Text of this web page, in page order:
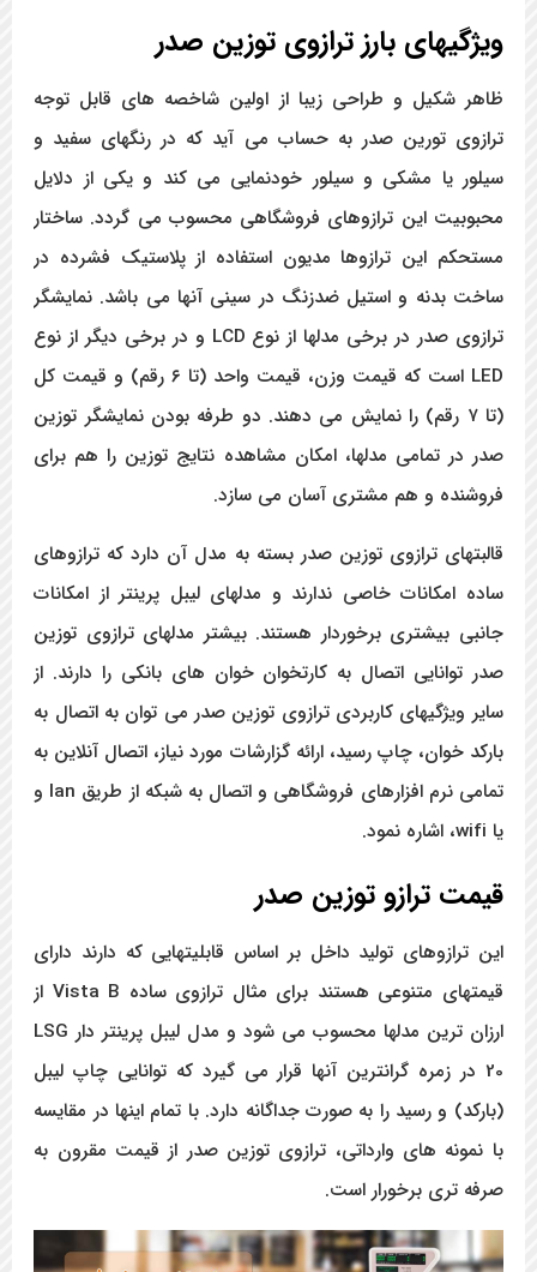
ویژگیهای بارز ترازوی توزین صدر
ظاهر شکیل و طراحی زیبا از اولین شاخصه های قابل توجه
ترازوی تورین صدر به حساب می آید که در رنگهای سفید و
سیلور یا مشکی و سیلور خودنمایی می کند و یکی از دلایل
محبوبیت این ترازوهای فروشگاهی محسوب می گردد. ساختار
مستحکم این ترازوها مدیون استفاده از پلاستیک فشرده در
ساخت بدنه و استیل ضدزنگ در سینی آنها می باشد. نمایشگر
ترازوی صدر در برخی مدلها از نوع LCD و در برخی دیگر از نوع
LED است که قیمت وزن، قیمت واحد (تا ۶ رقم) و قیمت کل
(تا ۷ رقم) را نمایش می دهند. دو طرفه بودن نمایشگر توزین
صدر در تمامی مدلها، امکان مشاهده نتایج توزین را هم برای
فروشنده و هم مشتری آسان می سازد.
قالبتهای ترازوی توزین صدر بسته به مدل آن دارد که ترازوهای
ساده امکانات خاصی ندارند و مدلهای لیبل پرینتر از امکانات
جانبی بیشتری برخوردار هستند. بیشتر مدلهای ترازوی توزین
صدر توانایی اتصال به کارتخوان خوان های بانکی را دارند. از
سایر ویژگیهای کاربردی ترازوی توزین صدر می توان به اتصال به
بارکد خوان، چاپ رسید، ارائه گزارشات مورد نیاز، اتصال آنلاین به
تمامی نرم افزارهای فروشگاهی و اتصال به شبکه از طریق lan و
یا wifi، اشاره نمود.
قیمت ترازو توزین صدر
این ترازوهای تولید داخل بر اساس قابلیتهایی که دارند دارای
قیمتهای متنوعی هستند برای مثال ترازوی ساده Vista B از
ارزان ترین مدل­ها محسوب می شود و مدل لیبل پرینتر دار LSG
20 در زمره گرانترین آنها قرار می گیرد که توانایی چاپ لیبل
(بارکد) و رسید را به صورت جداگانه دارد. با تمام اینها در مقایسه
با نمونه های وارداتی، ترازوی توزین صدر از قیمت مقرون به
صرفه تری برخورار است.